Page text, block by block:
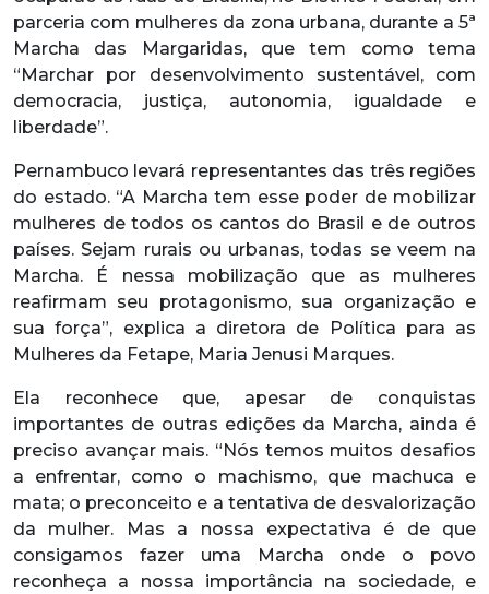
parceria com mulheres da zona urbana, durante a 5ª
Marcha das Margaridas, que tem como tema
“Marchar por desenvolvimento sustentável, com
democracia, justiça, autonomia, igualdade e
liberdade”.
Pernambuco levará representantes das três regiões
do estado. “A Marcha tem esse poder de mobilizar
mulheres de todos os cantos do Brasil e de outros
países. Sejam rurais ou urbanas, todas se veem na
Marcha. É nessa mobilização que as mulheres
reafirmam seu protagonismo, sua organização e
sua força”, explica a diretora de Política para as
Mulheres da Fetape, Maria Jenusi Marques.
Ela reconhece que, apesar de conquistas
importantes de outras edições da Marcha, ainda é
preciso avançar mais. “Nós temos muitos desafios
a enfrentar, como o machismo, que machuca e
mata; o preconceito e a tentativa de desvalorização
da mulher. Mas a nossa expectativa é de que
consigamos fazer uma Marcha onde o povo
reconheça a nossa importância na sociedade, e